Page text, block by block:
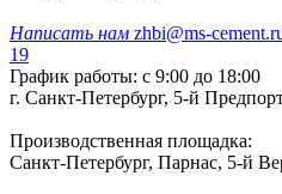
Написать нам zhbi@ms-
19
График работы: с 9:00 до 18:00
г. Санкт-Петербург, 5-й
Производственная площадка:
Санкт-Петербург, Парнас, 5-й